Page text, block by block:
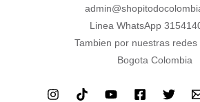
Linea WhatsApp
Tambien por nuestras redes
Bogota Colombia